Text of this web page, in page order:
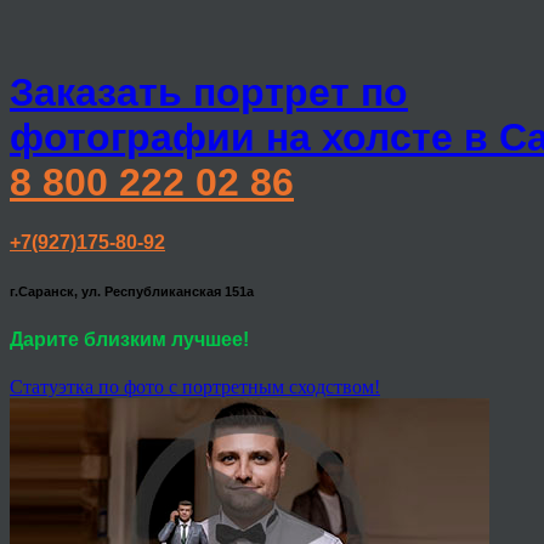
Заказать портрет по
фотографии на холсте в
8 800 222 02 86
+7(927)175-80-92
г.Саранск, ул. Республиканская 151а
Дарите близким лучшее!
Статуэтка по фото с портретным сходством!